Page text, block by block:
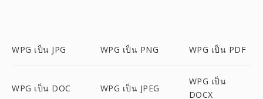
WPG เป็น JPG WPG เป็น PNG WPG เป็น PDF
WPG เป็น DOC WPG เป็น JPEG
WPG เป็น
DOCX